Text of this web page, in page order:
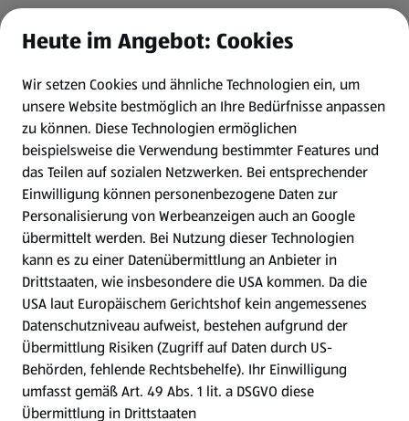
Newsletter
WhatsApp
Gewinnspiele
Mein HOFER. Meine Einkäufe.
Meine Meinung. Mein HOFER.
Gutscheingroßbestellung
(öffnet in einem neuen Tab)
Folge uns hier:
Heute im Angebot: Cookies
Wir setzen Cookies und ähnliche Technologien ein, um
unsere Website bestmöglich an Ihre Bedürfnisse anpassen
zu können. Diese Technologien ermöglichen
beispielsweise die Verwendung bestimmter Features und
das Teilen auf sozialen Netzwerken. Bei entsprechender
Einwilligung können personenbezogene Daten zur
Personalisierung von Werbeanzeigen auch an Google
übermittelt werden. Bei Nutzung dieser Technologien
kann es zu einer Datenübermittlung an Anbieter in
Drittstaaten, wie insbesondere die USA kommen. Da die
USA laut Europäischem Gerichtshof kein angemessenes
Datenschutzniveau aufweist, bestehen aufgrund der
Übermittlung Risiken (Zugriff auf Daten durch US-
Behörden, fehlende Rechtsbehelfe). Ihr Einwilligung
umfasst gemäß Art. 49 Abs. 1 lit. a DSGVO diese
Übermittlung in Drittstaaten